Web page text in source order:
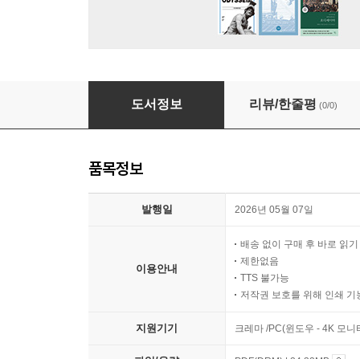
요양보호사 합격 비밀노트 핵심요약집 (임종, 응
도서정보 리뷰/한줄평 (0/0)
품목정보
발행일 2026년 05월 07일
이용안내
배송 없이 구매 후 바로 읽기
제한없음
TTS 불가능
저작권 보호를 위해 인쇄 기
지원기기 크레마 /PC(윈도우 - 4K 모